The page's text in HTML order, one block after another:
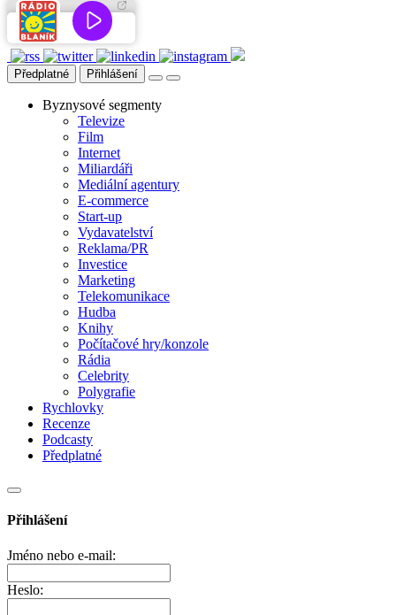
Předplatné Přihlášení
Byznysové segmenty
Televize
Film
Internet
Miliardáři
Mediální agentury
E-commerce
Start-up
Vydavatelství
Reklama/PR
Investice
Marketing
Telekomunikace
Hudba
Knihy
Počítačové hry/konzole
Rádia
Celebrity
Polygrafie
Rychlovky
Recenze
Podcasty
Předplatné
Přihlášení
Jméno nebo e-mail:
Heslo: